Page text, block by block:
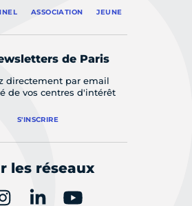
ASSOCIATION JEUNE
de Paris
directement par email
de vos centres d'intérêt
S'INSCRIRE
les réseaux